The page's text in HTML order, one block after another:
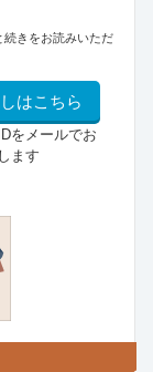
続きをお読みいただ
はこちら
をメールでお
ます